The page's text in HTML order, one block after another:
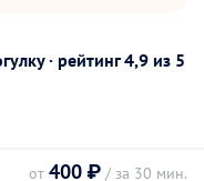
· рейтинг4,9 из 5
от 400 ₽ / за 30 мин.